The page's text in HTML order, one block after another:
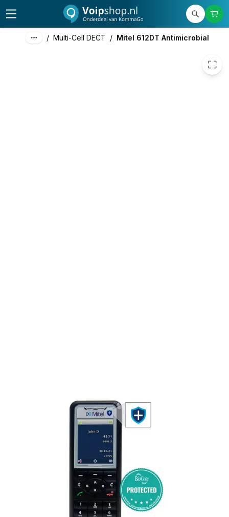
/ Multi-Cell DECT / Mitel 612DT Antimicrobial
excl. btw
incl. btw